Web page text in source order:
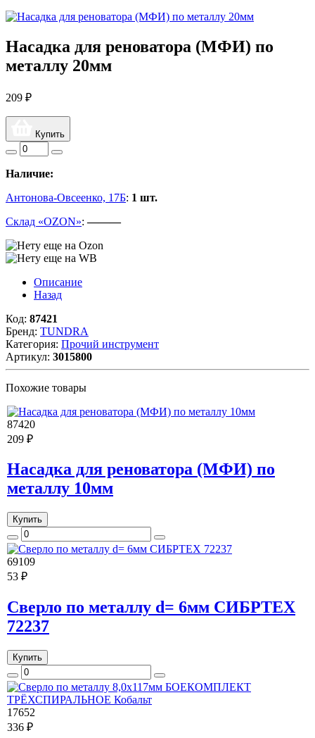
Насадка для реноватора (МФИ) по
металлу 20мм
209 ₽
Купить
Наличие:
Антонова-Овсеенко, 17Б: 1 шт.
Склад «OZON»:———
Описание
Назад
Код: 87421
Бренд: TUNDRA
Категория: Прочий инструмент
Артикул: 3015800
Похожие товары
87420
209 ₽
Насадка для реноватора (МФИ) по
металлу 10мм
Купить
69109
53 ₽
Сверло по металлу d= 6мм СИБРТЕХ
72237
Купить
17652
336 ₽